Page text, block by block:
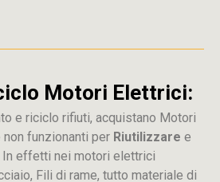
Motori Elettrici:
e riciclo rifiuti, acquistano Motori
funzionanti per Riutilizzare e
In effetti nei motori elettrici
Fili di rame, tutto materiale di